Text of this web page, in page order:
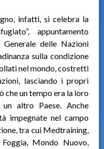
infatti, si celebra la
appuntamento
Generale delle Nazioni
sulla condizione
nel mondo, costretti
lasciando i propri
che un tempo era la loro
altro Paese. Anche
impegnate nel campo
tra cui Medtraining,
Mondo Nuovo,